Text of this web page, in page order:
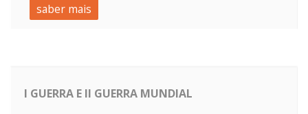
saber mais
I GUERRA E II GUERRA MUNDIAL